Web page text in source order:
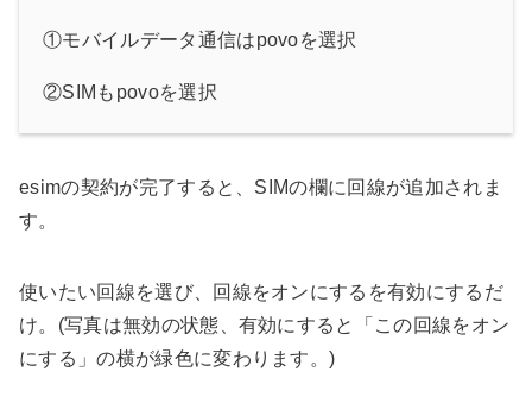
①モバイルデータ通信はpovoを選択
②SIMもpovoを選択
esimの契約が完了すると、SIMの欄に回線が追加されま
す。
使いたい回線を選び、回線をオンにするを有効にするだ
け。(写真は無効の状態、有効にすると「この回線をオン
にする」の横が緑色に変わります。)